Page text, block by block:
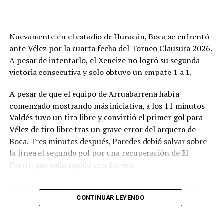
buscar algo en dos fechas como visitante, frente a
Deportivo Rincón el miércoles y luego en San Luis ante
Juventud Unida Universitario.
Síntesis
Círculo Deportivo (1): Pedro Fernández; Julián Vílchez,
Facundo Rojas, Jano Martínez y Rodrigo Torres; Joaquín
Bassani, Francisco Grahl, Ramiro Banchio y Marco
Campagnaro; Rodrigo Juárez y Vicente Barberini. DT:
Duilio Botella.
Branco Castelli y Ciro Rius por Torres, Campagnaro y
Nuevamente en el estadio de Huracán, Boca se enfrentó
ante Vélez por la cuarta fecha del Torneo Clausura 2026.
A pesar de intentarlo, el Xeneize no logró su segunda
victoria consecutiva y solo obtuvo un empate 1 a 1.
A pesar de que el equipo de Arruabarrena había
comenzado mostrando más iniciativa, a los 11 minutos
Valdés tuvo un tiro libre y convirtió el primer gol para
Vélez de tiro libre tras un grave error del arquero de
Boca. Tres minutos después, Paredes debió salvar sobre
la línea el segundo gol por una recuperación de El
Fortín que salió rápido con Silvero.
terminar la primera parte con un empate. Fue así como
CONTINUAR LEYENDO